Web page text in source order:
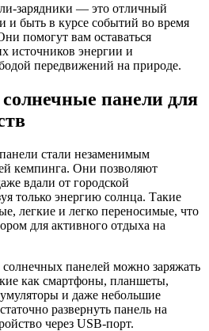
зарядники — это отличный
и быть в курсе событий во время
помогут вам оставаться
источников энергии и
передвижений на природе.
панели для
стали незаменимым
кемпинга. Они позволяют
вдали от городской
только энергию солнца. Такие
легкие и легко переносимые, что
для активного отдыха на
панелей можно заряжать
как смартфоны, планшеты,
и даже небольшие
развернуть панель на
через USB-порт.